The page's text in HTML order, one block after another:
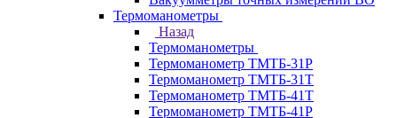
Термоманометры
Назад
Термоманометры
Термоманометр ТМТБ-31Р
Термоманометр ТМТБ-31Т
Термоманометр ТМТБ-41Т
Термоманометр ТМТБ-41Р